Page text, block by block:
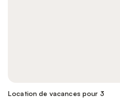
Location de vacances pour 3